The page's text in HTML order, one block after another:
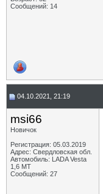
Сообщений: 14
04.10.2021, 21:19
msi66
Новичок
Регистрация: 05.03.2019
Адрес: Свердловская обл.
Автомобиль: LADA Vesta
1,6 МТ
Сообщений: 27